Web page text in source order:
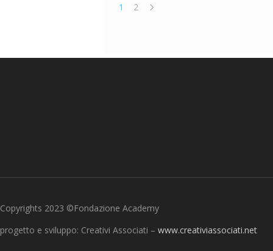
1 2
Copyrights 2023 ©Fondazione Academy
progetto e sviluppo: Creativi Associati – www.creativiassociati.net